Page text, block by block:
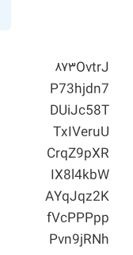
۸۷۳OvtrJ
P73hjdn7
DUiJc58T
TxIVeruU
CrqZ9pXR
IX8l4kbW
AYqJqz2K
fVcPPPpp
Pvn9jRNh